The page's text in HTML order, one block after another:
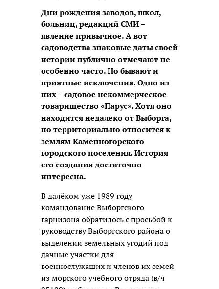
Дни рождения заводов, школ,
больниц, редакций СМИ –
явление привычное. А вот
садоводства знаковые даты своей
истории публично отмечают не
особенно часто. Но бывают и
приятные исключения. Одно из
них – садовое некоммерческое
товарищество «Парус». Хотя оно
находится недалеко от Выборга,
но территориально относится к
землям Каменногорского
городского поселения. История
его создания достаточно
интересна.
В далёком уже 1989 году
командование Выборгского
гарнизона обратилось с просьбой к
руководству Выборгского района о
выделении земельных угодий под
дачные участки для
военнослужащих и членов их семей
из морского учебного отряда (в/ч